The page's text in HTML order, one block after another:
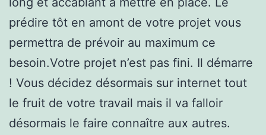
prédire tôt en amont de votre projet vous
permettra de prévoir au maximum ce
besoin.Votre projet n’est pas fini. Il démarre
! Vous décidez désormais sur internet tout
le fruit de votre travail mais il va falloir
désormais le faire connaître aux autres.